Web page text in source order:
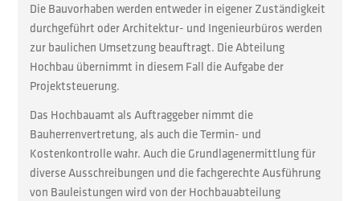
Die Bauvorhaben werden entweder in eigener Zuständigkeit
durchgeführt oder Architektur- und Ingenieurbüros werden
zur baulichen Umsetzung beauftragt. Die Abteilung
Hochbau übernimmt in diesem Fall die Aufgabe der
Projektsteuerung.
Das Hochbauamt als Auftraggeber nimmt die
Bauherrenvertretung, als auch die Termin- und
Kostenkontrolle wahr. Auch die Grundlagenermittlung für
diverse Ausschreibungen und die fachgerechte Ausführung
von Bauleistungen wird von der Hochbauabteilung